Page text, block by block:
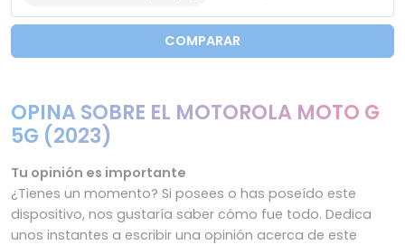
COMPARAR
OPINA SOBRE EL MOTOROLA MOTO G
5G (2023)
Tu opinión es importante
¿Tienes un momento? Si posees o has poseído este
dispositivo, nos gustaría saber cómo fue todo. Dedica
unos instantes a escribir una opinión acerca de este